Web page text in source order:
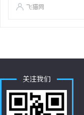
飞猫网
关注我们